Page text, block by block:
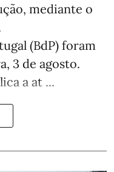
mediante o
(BdP) foram
3 de agosto.
a at ...